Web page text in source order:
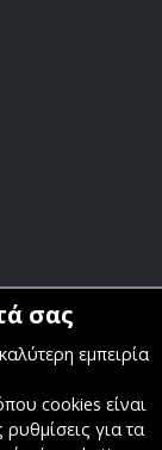
σας
εμπειρία
cookies είναι
για τα